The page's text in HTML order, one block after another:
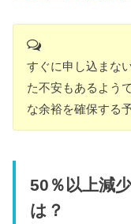
すぐに申し込まな
た不安もあるよう
な余裕を確保する
50％以上減
は？